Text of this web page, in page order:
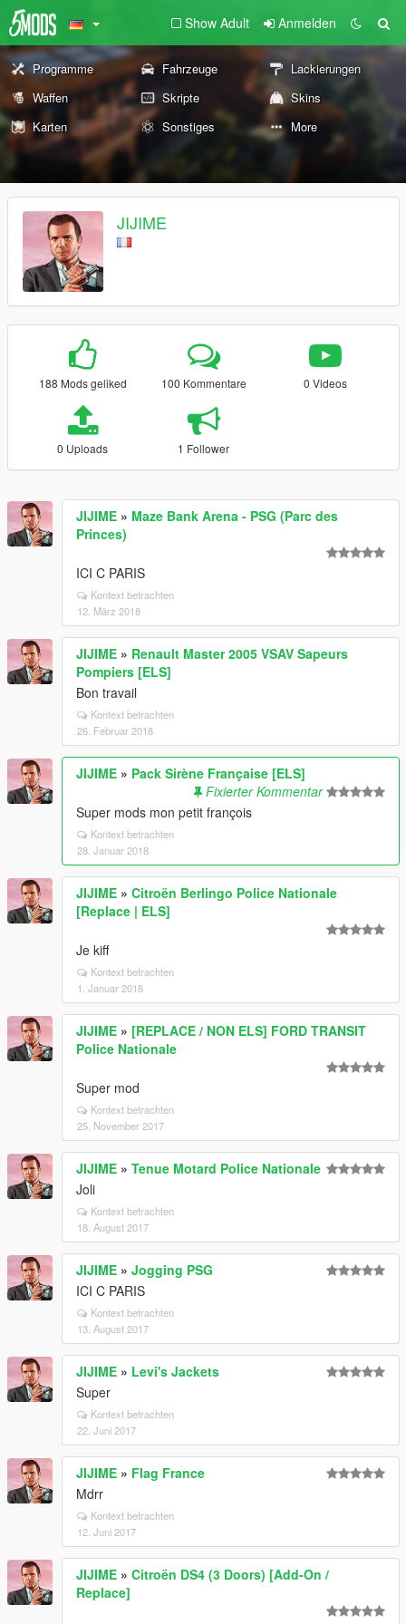
Show Adult Anmelden
Programme Fahrzeuge
Lackierungen
Waffen
Skripte
Skins
Karten
Sonstiges More
JIJIME
188 Mods geliked 100 Kommentare 0 Videos
0 Uploads 1 Follower
JIJIME » Maze Bank Arena - PSG (Parc des
Princes)
ICI C PARIS
Kontext betrachten
12. März 2018
JIJIME » Renault Master 2005 VSAV Sapeurs
Pompiers [ELS]
Bon travail
Kontext betrachten
26. Februar 2018
JIJIME » Pack Sirène Française [ELS]
Fixierter Kommentar
Super mods mon petit françois
Kontext betrachten
28. Januar 2018
JIJIME » Citroën Berlingo Police Nationale
[Replace | ELS]
Je kiff
Kontext betrachten
1. Januar 2018
JIJIME » [REPLACE / NON ELS] FORD TRANSIT
Police Nationale
Super mod
Kontext betrachten
25. November 2017
JIJIME » Tenue Motard Police Nationale
Joli
Kontext betrachten
18. August 2017
JIJIME » Jogging PSG
ICI C PARIS
Kontext betrachten
13. August 2017
JIJIME » Levi's Jackets
Super
Kontext betrachten
22. Juni 2017
JIJIME » Flag France
Mdrr
Kontext betrachten
12. Juni 2017
JIJIME » Citroën DS4 (3 Doors) [Add-On /
Replace]